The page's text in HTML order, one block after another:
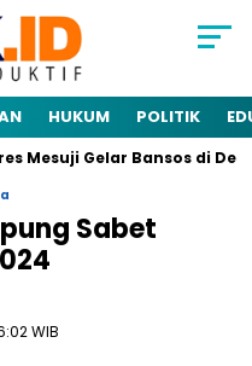
HUKUM POLITIK
Gelar Bansos di Desa
Sabet
WIB